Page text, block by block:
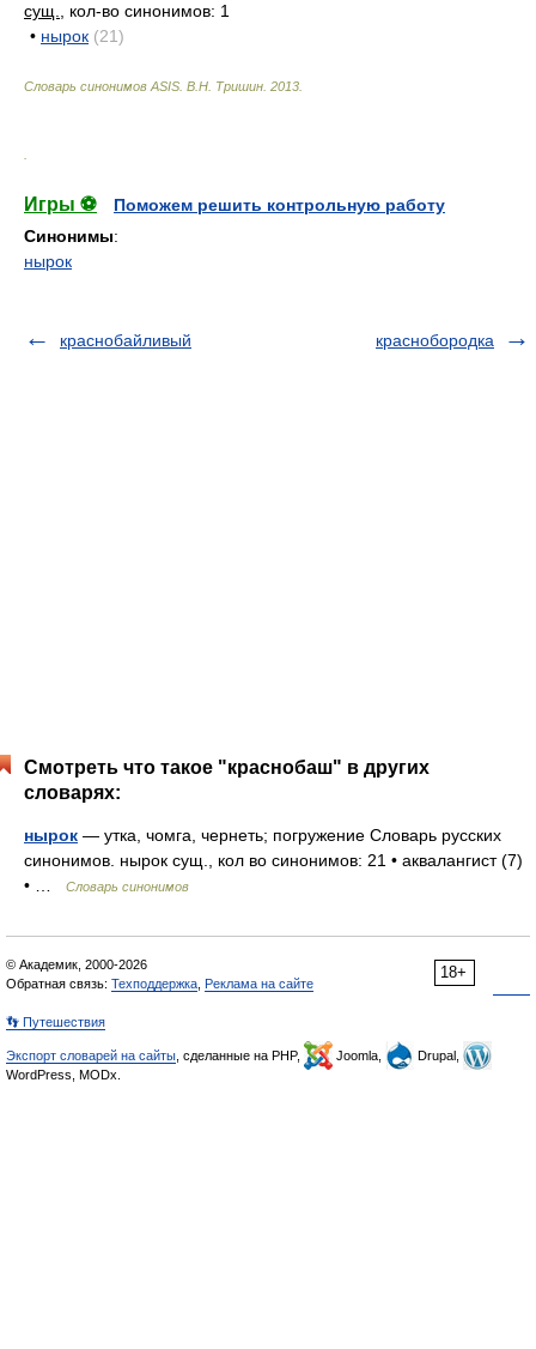
сущ.
, кол-во синонимов: 1
• нырок (21)
Словарь синонимов ASIS. В.Н. Тришин 2013
Игры ⚽
Поможем решить контрольную работу
Синонимы:
нырок
краснобайливый краснобородка
Смотреть что такое "краснобаш" в других
словарях:
нырок — утка, чомга, чернеть; погружение Словарь русских
синонимов. нырок сущ., кол во синонимов: 21 • аквалангист (7)
• …
Словарь синонимов
18+
© Академик, 2000-2026
Обратная связь: Техподдержка Реклама на сайте
👣 Путешествия
Экспорт словарей на сайты , сделанные на PHP, Joomla,
Drupal,
WordPress, MODx.